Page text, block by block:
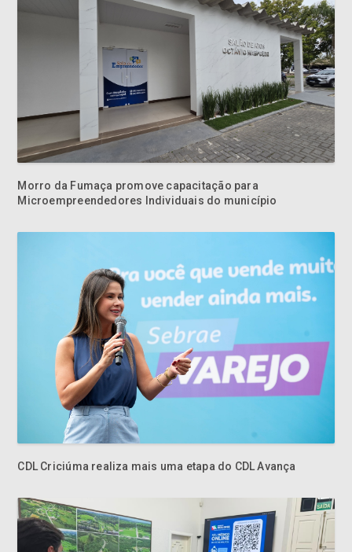
Morro da Fumaça promove capacitação para
Microempreendedores Individuais do município
CDL Criciúma realiza mais uma etapa do CDL Avança